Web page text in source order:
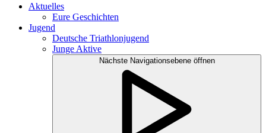
Aktuelles
Eure Geschichten
Jugend
Deutsche Triathlonjugend
Junge Aktive
Nächste Navigationsebene öffnen